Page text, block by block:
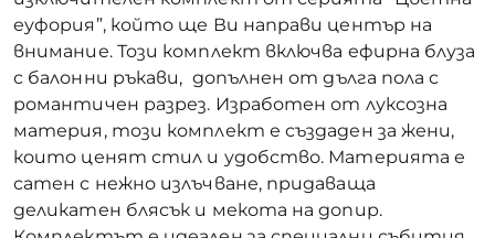
еуфория”, който ще Ви направи център на
внимание. Този комплект включва ефирна блуза
с балонни ръкави, допълнен от дълга пола с
романтичен разрез. Изработен от луксозна
материя, този комплект е създаден за жени,
които ценят стил и удобство. Материята е
сатен с нежно излъчване, придаваща
деликатен блясък и мекота на допир.